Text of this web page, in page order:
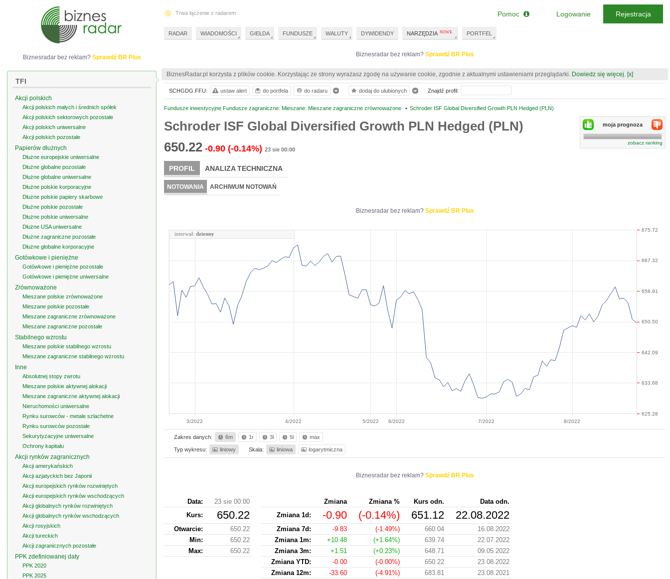
Biznesradar bez reklam? Sprawdź BR Plus
BiznesRadar.pl korzysta z plików cookie. Korzystając ze strony wyrażasz zgodę na używanie cookie, zgodnie z aktualnymi ustawieniami przeglądarki. Dowiedz się więcej. [x]
Fundusze inwestycyjne Fundusze zagraniczne: Mieszane: Mieszane zagraniczne zrównoważone • Schroder ISF Global Diversified Growth PLN Hedged (PLN)
Schroder ISF Global Diversified Growth PLN Hedged (PLN)
650.22 -0.90 (-0.14%) 23 sie 00:00
moja prognoza
zobacz ranking
PROFIL ANALIZA TECHNICZNA
NOTOWANIA ARCHIWUM NOTOWAŃ
Biznesradar bez reklam? Sprawdź BR Plus
3/2022 4/2022 5/2022 6/2022 7/2022 8/2022
625.28
633.68
642.09
650.50
658.91
667.32
675.72
interwał: dzienny
Zakres danych: 6m 1r 3l 5l max
Typ wykresu: liniowy Skala: liniowa logarytmiczna
Biznesradar bez reklam? Sprawdź BR Plus
Data:
23 sie 00:00
Kurs: 650.22
Otwarcie:
650.22
Min:
650.22
Max:
650.22
Zmiana Zmiana % Kurs odn.
Data odn.
Zmiana 1d:
-0.90 (-0.14%) 651.12 22.08.2022
Zmiana 7d: -9.83 (-1.49%) 660.04
16.08.2022
Zmiana 1m:
+10.48 (+1.64%) 639.74
22.07.2022
Zmiana 3m:
+1.51 (+0.23%) 648.71
09.05.2022
Zmiana YTD:
-0.00 (-0.00%) 650.22
23.08.2022
Zmiana 12m:
-33.60 (-4.91%) 683.81 23.08.2021
SCHGDG.FFU: ustaw alert do portfela do radaru dodaj do ulubionych Znajdź profil:
Biznesradar bez reklam? Sprawdź BR Plus
TFI
Akcji polskich
Akcji polskich małych i średnich spółek
Akcji polskich sektorowych pozostałe
Akcji polskich uniwersalne
Akcji polskich pozostałe
Papierów dłużnych
Dłużne europejskie uniwersalne
Dłużne globalne pozostałe
Dłużne globalne uniwersalne
Dłużne polskie korporacyjne
Dłużne polskie papiery skarbowe
Dłużne polskie pozostałe
Dłużne polskie uniwersalne
Dłużne USA uniwersalne
Dłużne zagraniczne pozostałe
Dłużne globalne korporacyjne
Gotówkowe i pieniężne
Gotówkowe i pieniężne pozostałe
Gotówkowe i pieniężne uniwersalne
Zrównoważone
Mieszane polskie zrównoważone
Mieszane polskie pozostałe
Mieszane zagraniczne zrównoważone
Mieszane zagraniczne pozostałe
Stabilnego wzrostu
Mieszane polskie stabilnego wzrostu
Mieszane zagraniczne stabilnego wzrostu
Inne
Absolutnej stopy zwrotu
Mieszane polskie aktywnej alokacji
Mieszane zagraniczne aktywnej alokacji
Nieruchomości uniwersalne
Rynku surowców - metale szlachetne
Rynku surowców pozostałe
Sekurytyzacyjne uniwersalne
Ochrony kapitału
Akcji rynków zagranicznych
Akcji amerykańskich
Akcji azjatyckich bez Japonii
Akcji europejskich rynków rozwiniętych
Akcji europejskich rynków wschodzących
Akcji globalnych rynków rozwiniętych
Akcji globalnych rynków wschodzących
Akcji rosyjskich
Akcji tureckich
Akcji zagranicznych pozostałe
PPK zdefiniowanej daty
PPK 2020
PPK 2025
Trwa łączenie z radarem
RADAR WIADOMOŚCI GIEŁDA FUNDUSZE WALUTY DYWIDENDY NARZĘDZIA PORTFEL
Pomoc Logowanie Rejestracja